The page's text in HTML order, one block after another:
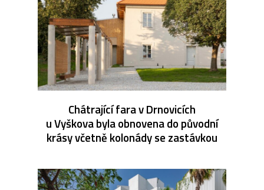
Chátrající fara v Drnovicích
u Vyškova byla obnovena do původní
krásy včetně kolonády se zastávkou